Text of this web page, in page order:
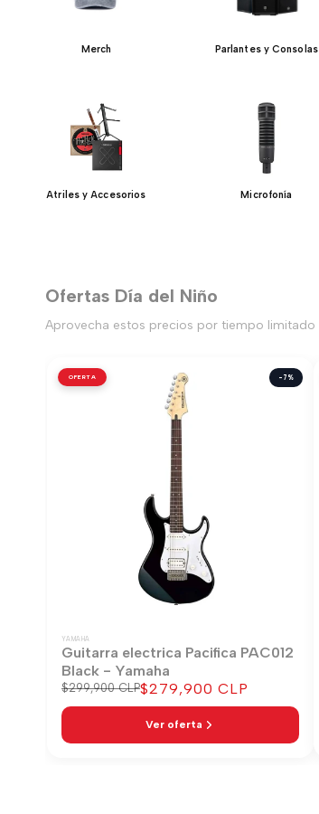
Merch Parlantes y Consolas
Atriles y Accesorios Microfonía
Ofertas Día del Niño
Aprovecha estos precios por tiempo limitado
OFERTA -7%
YAMAHA
Guitarra electrica Pacifica PAC012
Black - Yamaha
Precio
$299,900 CLPPrecio
de
venta
$279,900 CLP
Ver oferta